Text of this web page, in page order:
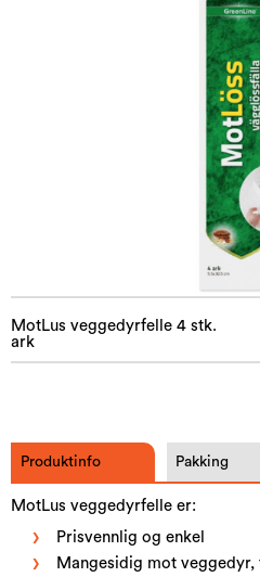
MotLus veggedyrfelle 4 stk.
ark
Produktinfo Pakking
MotLus veggedyrfelle er:
Prisvennlig og enkel
Mangesidig mot